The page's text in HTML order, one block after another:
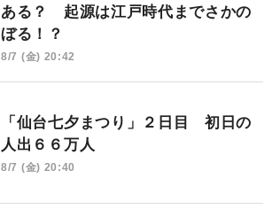
ある？ 起源は江戸時代までさかの
ぼる！？
8/7 (金) 20:42
「仙台七夕まつり」２日目 初日の
人出６６万人
8/7 (金) 20:40